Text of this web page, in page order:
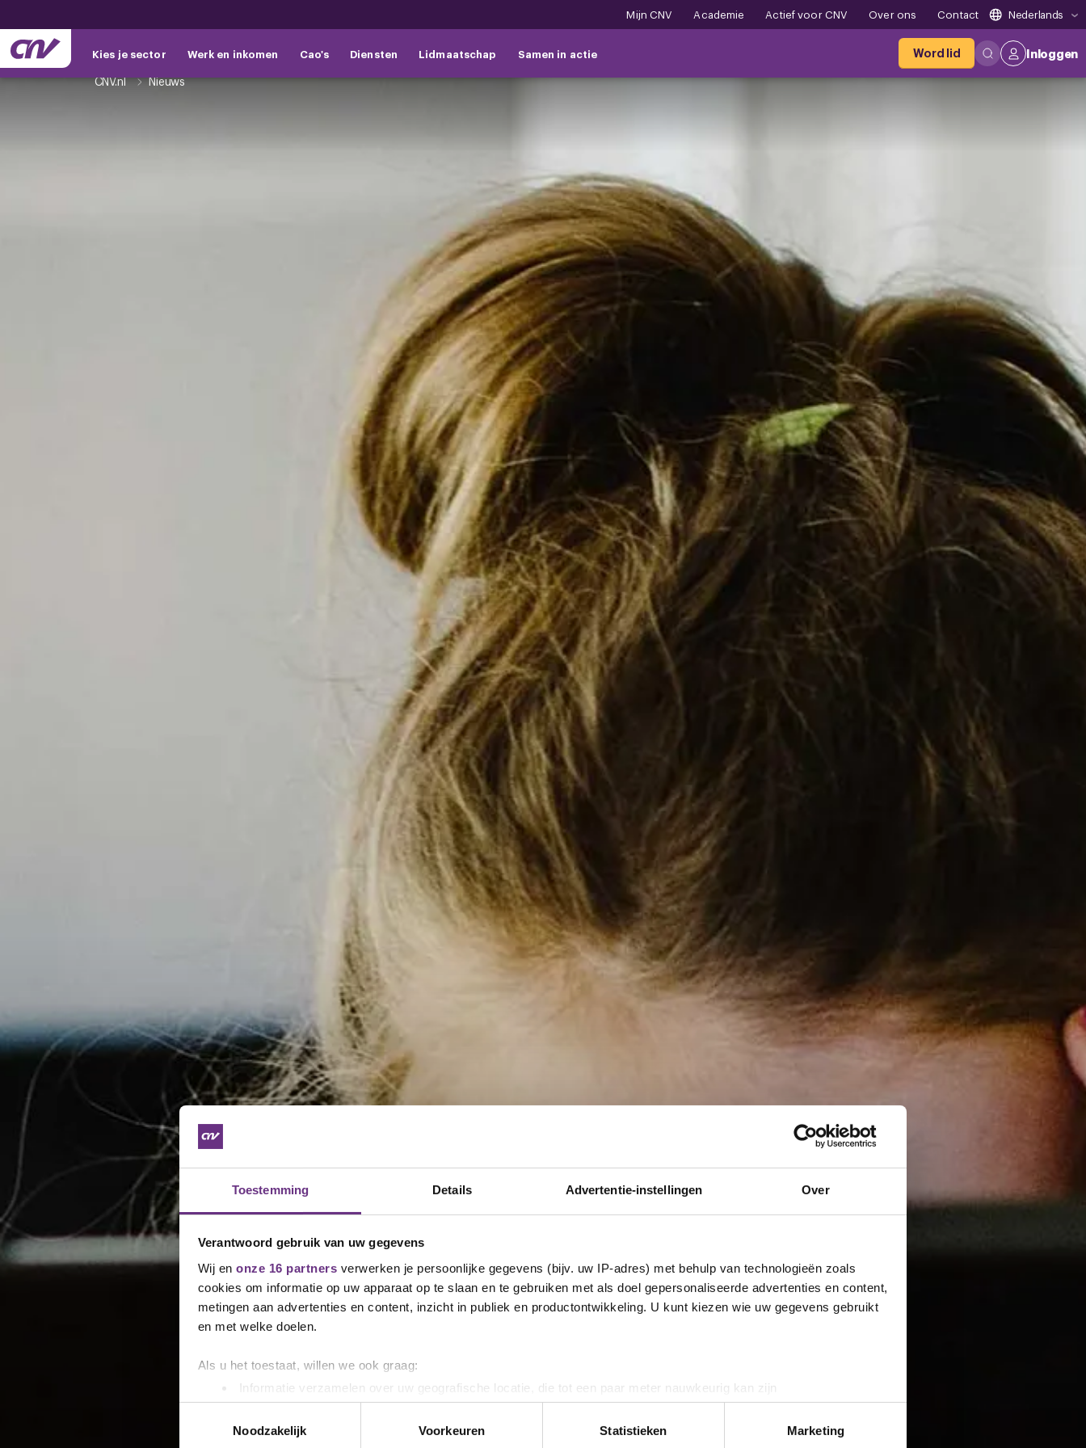
Toestemming Details Advertentie-instellingen Over
Verantwoord gebruik van uw gegevens
Wij en onze 16 partners verwerken je persoonlijke gegevens (bijv. uw IP-adres) met behulp van technologieën zoals
cookies om informatie op uw apparaat op te slaan en te gebruiken met als doel gepersonaliseerde advertenties en content,
metingen aan advertenties en content, inzicht in publiek en productontwikkeling. U kunt kiezen wie uw gegevens gebruikt
en met welke doelen.
Als u het toestaat, willen we ook graag:
Informatie verzamelen over uw geografische locatie, die tot een paar meter nauwkeurig kan zijn
Uw apparaat identificeren door het actief te scannen op specifieke eigenschappen (fingerprinting)
Lees meer over hoe uw persoonlijke gegevens worden verwerkt en stel uw voorkeuren in het
detailgedeeltein. U kunt uw
Noodzakelijk
Voorkeuren Statistieken Marketing
Mijn CNV Academie Actief voor CNV Over ons Contact Nederlands
Kies je sector Werk en inkomen Cao's Diensten Lidmaatschap Samen in actie Word lid
Inloggen
CNV.nl
Nieuws